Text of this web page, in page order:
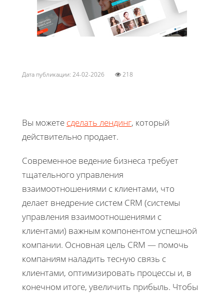
Дата публикации: 24-02-2026 218
Вы можете сделать лендинг, который
действительно продает.
Современное ведение бизнеса требует
тщательного управления
взаимоотношениями с клиентами, что
делает внедрение систем CRM (системы
управления взаимоотношениями с
клиентами) важным компонентом успешной
компании. Основная цель CRM — помочь
компаниям наладить тесную связь с
клиентами, оптимизировать процессы и, в
конечном итоге, увеличить прибыль. Чтобы